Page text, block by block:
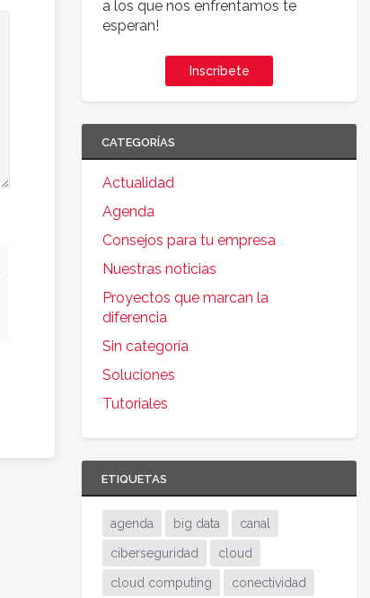
a los que nos enfrentamos te
esperan!
Inscríbete
CATEGORÍAS
Actualidad
Agenda
Consejos para tu empresa
Nuestras noticias
Proyectos que marcan la
diferencia
Sin categoría
Soluciones
Tutoriales
ETIQUETAS
agenda big data canal
ciberseguridad cloud
cloud computing conectividad